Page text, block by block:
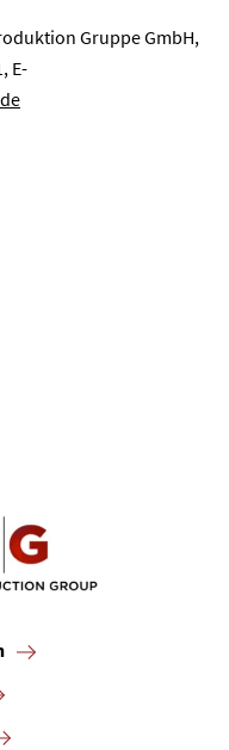
Gruppe GmbH,
E-